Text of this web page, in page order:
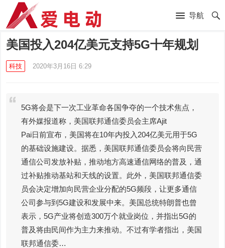
导航
美国投入204亿美元支持5G十年规划
科技 2020年3月16日 6:29
5G将会是下一次工业革命各国争夺的一个技术焦点，
有外媒报道称，美国联邦通信委员会主席Ajit
Pai日前宣布，美国将在10年内投入204亿美元用于5G
的基础设施建设。据悉，美国联邦通信委员会将向民营
通信公司发放补贴，推动地方高速通信网络的普及，通
过补贴推动基站和天线的设置。此外，美国联邦通信委
员会决定增加向民营企业分配的5G频段，让更多通信
公司参与到5G建设和发展中来。美国总统特朗普也曾
表示，5G产业将创造300万个就业岗位，并指出5G的
普及将由民间作为主力来推动。不过有学者指出，美国
联邦通信委…